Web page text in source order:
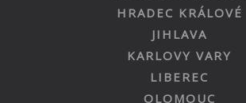
HRADEC KRÁLOVÉ
JIHLAVA
KARLOVY VARY
LIBEREC
OLOMOUC